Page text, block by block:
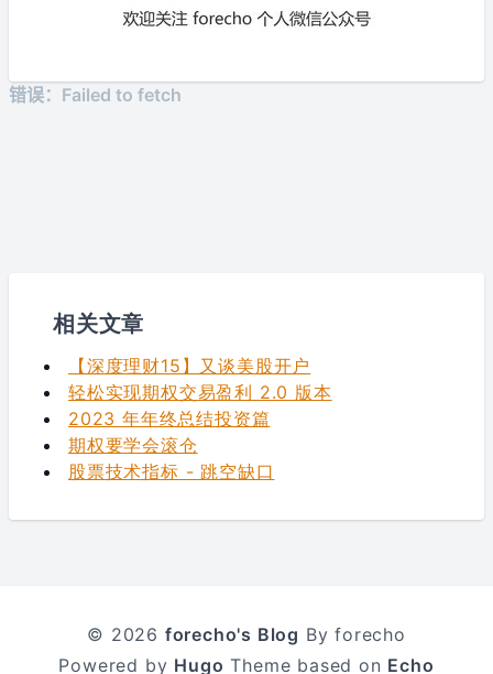
相关文章
【深度理财15】又谈美股开户
轻松实现期权交易盈利 2.0 版本
2023 年年终总结投资篇
期权要学会滚仓
股票技术指标 - 跳空缺口
© 2026 forecho's Blog By forecho
Powered by Hugo Theme based on Echo